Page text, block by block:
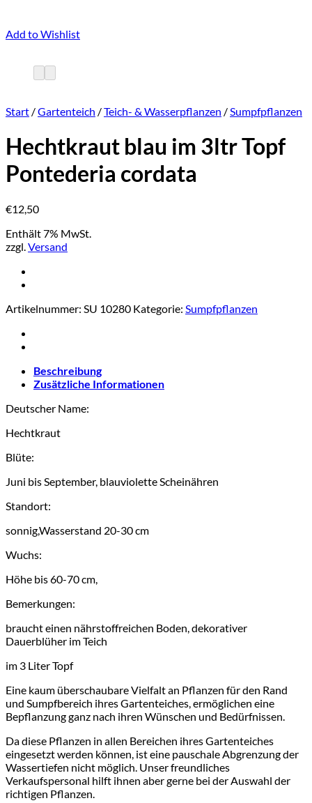
Add to Wishlist
Start /Gartenteich /Teich- & Wasserpflanzen /Sumpfpflanzen
Hechtkraut blau im 3ltr Topf
Pontederia cordata
€12,50
Enthält 7% MwSt.
zzgl.Versand
Artikelnummer: SU 10280 Kategorie: Sumpfpflanzen
Beschreibung
Zusätzliche Informationen
Deutscher Name:
Hechtkraut
Blüte:
Juni bis September, blauviolette Scheinähren
Standort:
sonnig,Wasserstand 20-30 cm
Wuchs:
Höhe bis 60-70 cm,
Bemerkungen:
braucht einen nährstoffreichen Boden, dekorativer
Dauerblüher im Teich
im 3 Liter Topf
Eine kaum überschaubare Vielfalt an Pflanzen für den Rand
und Sumpfbereich ihres Gartenteiches, ermöglichen eine
Bepflanzung ganz nach ihren Wünschen und Bedürfnissen.
Da diese Pflanzen in allen Bereichen ihres Gartenteiches
eingesetzt werden können, ist eine pauschale Abgrenzung der
Wassertiefen nicht möglich. Unser freundliches
Verkaufspersonal hilft ihnen aber gerne bei der Auswahl der
richtigen Pflanzen.